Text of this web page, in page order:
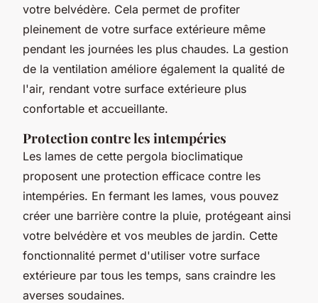
votre belvédère. Cela permet de profiter
pleinement de votre surface extérieure même
pendant les journées les plus chaudes. La gestion
de la ventilation améliore également la qualité de
l'air, rendant votre surface extérieure plus
confortable et accueillante.
Protection contre les intempéries
Les lames de cette pergola bioclimatique
proposent une protection efficace contre les
intempéries. En fermant les lames, vous pouvez
créer une barrière contre la pluie, protégeant ainsi
votre belvédère et vos meubles de jardin. Cette
fonctionnalité permet d'utiliser votre surface
extérieure par tous les temps, sans craindre les
averses soudaines.